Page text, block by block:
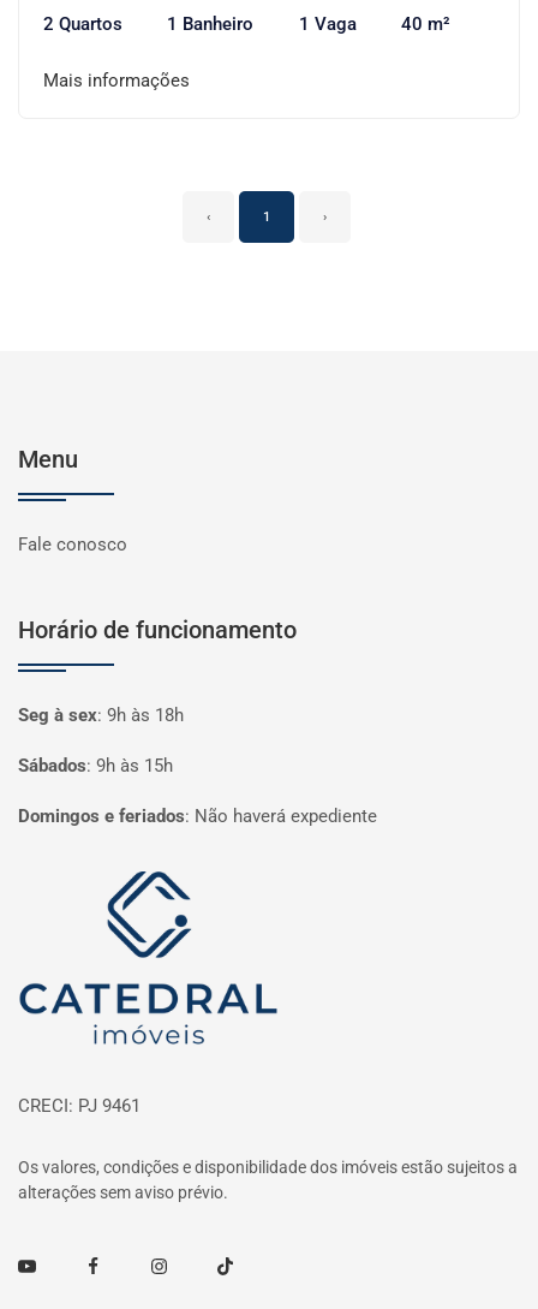
2 Quartos 1 Banheiro 1 Vaga 40 m²
Mais informações
‹ 1 ›
Menu
Fale conosco
Horário de funcionamento
Seg à sex: 9h às 18h
Sábados: 9h às 15h
Domingos e feriados: Não haverá expediente
Página inicial
CRECI: PJ 9461
Os valores, condições e disponibilidade dos imóveis estão sujeitos a
alterações sem aviso prévio.
Youtube FacebookInstagramTikTok